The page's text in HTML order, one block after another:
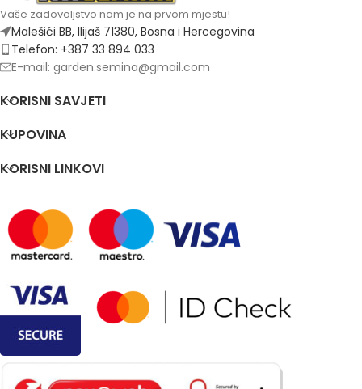
Vaše zadovoljstvo nam je na prvom mjestu!
Malešići BB, Ilijaš 71380, Bosna i Hercegovina
Telefon: +387 33 894 033
E-mail: garden.semina@gmail.com
KORISNI SAVJETI
KUPOVINA
KORISNI LINKOVI